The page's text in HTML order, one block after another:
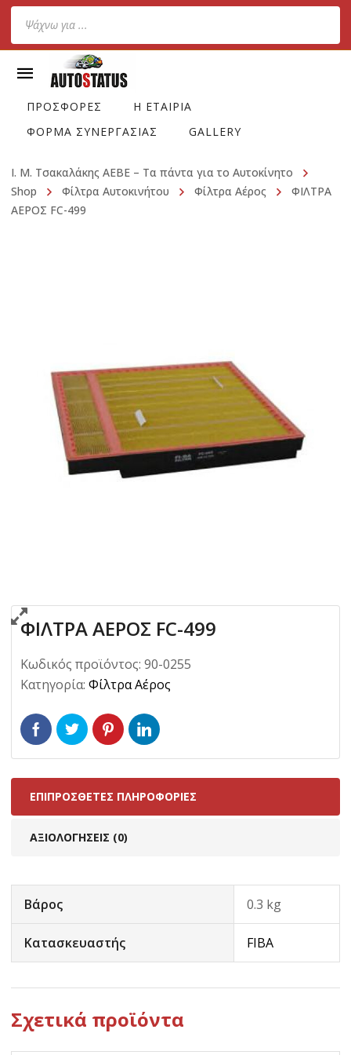
Products
search
ΠΡΟΣΦΟΡΕΣ
Η ΕΤΑΙΡΙΑ
ΦΟΡΜΑ ΣΥΝΕΡΓΑΣΙΑΣ
GALLERY
Ι. Μ. Τσακαλάκης ΑΕΒΕ – Τα πάντα για το Αυτοκίνητο
Shop
Φίλτρα Αυτοκινήτου Φίλτρα Αέρος
ΦΙΛΤΡΑ
ΑΕΡΟΣ FC-499
ΦΙΛΤΡΑ ΑΕΡΟΣ FC-499
Κωδικός προϊόντος: 90-0255
Κατηγορία: Φίλτρα Αέρος
ΕΠΙΠΡΌΣΘΕΤΕΣ ΠΛΗΡΟΦΟΡΊΕΣ
ΑΞΙΟΛΟΓΉΣΕΙΣ (0)
Βάρος 0.3 kg
Κατασκευαστής FIBA
Σχετικά προϊόντα